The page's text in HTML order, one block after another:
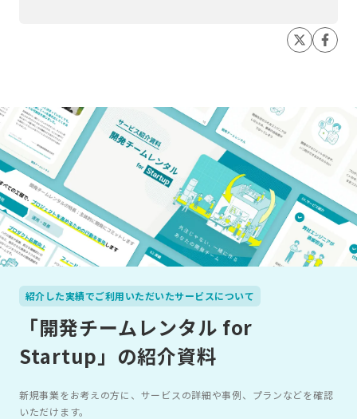
紹介した実績でご利用いただいたサービスについて
「開発チームレンタル for
Startup」の紹介資料
新規事業をお考えの方に、サービスの詳細や事例、プランなどを確認
いただけます。